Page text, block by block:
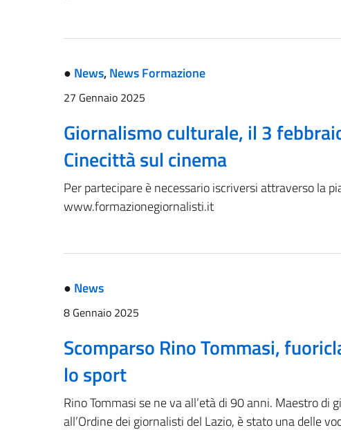
● News,News Formazione
27 Gennaio 2025
Giornalismo culturale, il 3
Cinecittà sul cinema
Per partecipare è necessario iscriversi attraverso la
www.formazionegiornalisti.it
● News
8 Gennaio 2025
Scomparso Rino Tommasi,
lo sport
Rino Tommasi se ne va all’età di 90 anni. Maestro di
all’Ordine dei giornalisti del Lazio, è stato una delle